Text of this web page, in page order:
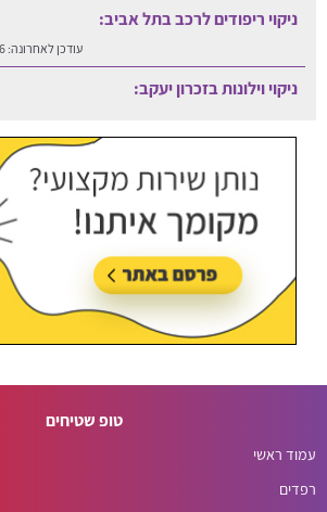
טופ שטיחים
עמוד ראשי
רפדים